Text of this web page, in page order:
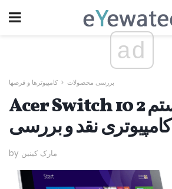
ad
بررسی محصولات کامپیوترها و قرصها
Acer Switch 10 2 در یک سیستم
کامپیوتری نقد و بررسی
by مارک کینین